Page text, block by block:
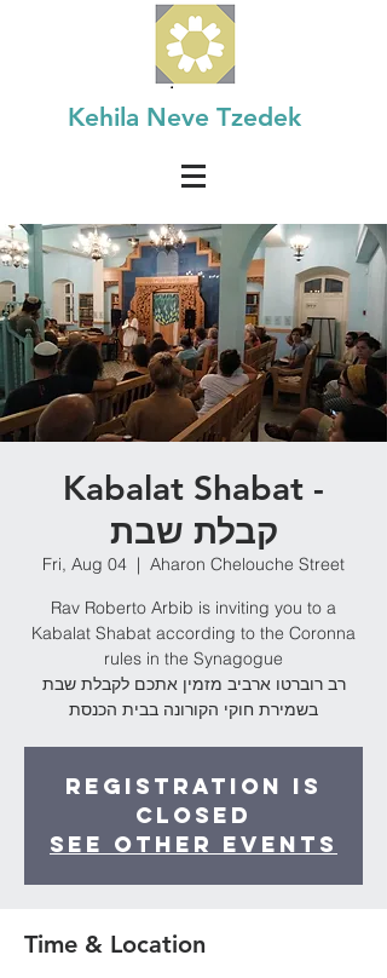
Kehila Neve Tzedek
Kabalat Shabat -
קבלת שבת
Fri, Aug 04
  |
Aharon Chelouche Street
Rav Roberto Arbib is inviting you to a
Kabalat Shabat according to the Coronna
rules in the Synagogue
רב רוברטו ארביב מזמין אתכם לקבלת שבת
בשמירת חוקי הקורונה בבית הכנסת
Registration is
Closed
See other events
Time & Location